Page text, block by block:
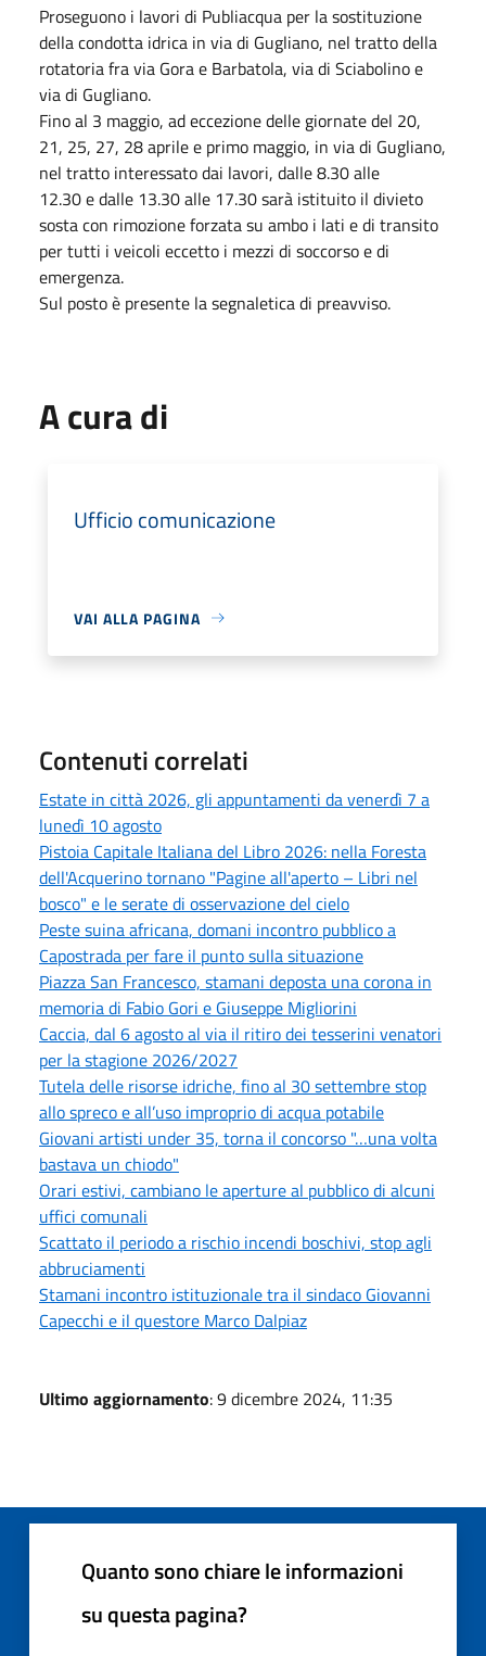
Proseguono i lavori di Publiacqua per la sostituzione
della condotta idrica in via di Gugliano, nel tratto della
rotatoria fra via Gora e Barbatola, via di Sciabolino e
via di Gugliano.
Fino al 3 maggio, ad eccezione delle giornate del 20,
21, 25, 27, 28 aprile e primo maggio, in via di Gugliano,
nel tratto interessato dai lavori, dalle 8.30 alle
12.30 e dalle 13.30 alle 17.30 sarà istituito il divieto
sosta con rimozione forzata su ambo i lati e di transito
per tutti i veicoli eccetto i mezzi di soccorso e di
emergenza.
Sul posto è presente la segnaletica di preavviso.
A cura di
Ufficio comunicazione
VAI ALLA PAGINA
Contenuti correlati
Estate in città 2026, gli appuntamenti da venerdì 7 a
lunedì 10 agosto
Pistoia Capitale Italiana del Libro 2026: nella Foresta
dell'Acquerino tornano "Pagine all'aperto – Libri nel
bosco" e le serate di osservazione del cielo
Peste suina africana, domani incontro pubblico a
Capostrada per fare il punto sulla situazione
Piazza San Francesco, stamani deposta una corona in
memoria di Fabio Gori e Giuseppe Migliorini
Caccia, dal 6 agosto al via il ritiro dei tesserini venatori
per la stagione 2026/2027
Tutela delle risorse idriche, fino al 30 settembre stop
allo spreco e all’uso improprio di acqua potabile
Giovani artisti under 35, torna il concorso "…una volta
bastava un chiodo"
Orari estivi, cambiano le aperture al pubblico di alcuni
uffici comunali
Scattato il periodo a rischio incendi boschivi, stop agli
abbruciamenti
Stamani incontro istituzionale tra il sindaco Giovanni
Capecchi e il questore Marco Dalpiaz
Ultimo aggiornamento: 9 dicembre 2024, 11:35
Quanto sono chiare le informazioni
su questa pagina?